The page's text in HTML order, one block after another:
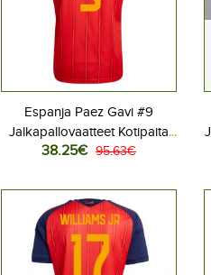
Espanja Paez Gavi #9
Jalkapallovaatteet Kotipaita
MM-kisat 2026 Lyhythihainen
38.25€ 95.63€